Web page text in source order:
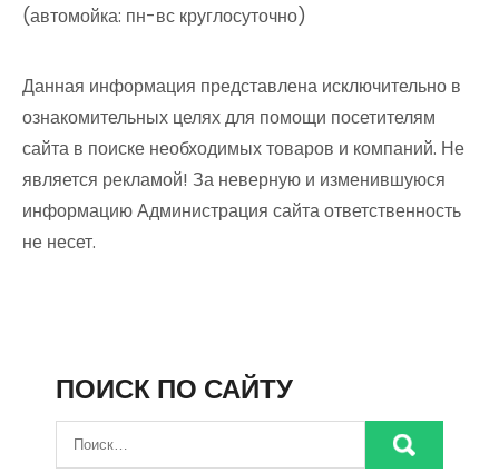
(автомойка: пн-вс круглосуточно)
Данная информация представлена исключительно в
ознакомительных целях для помощи посетителям
сайта в поиске необходимых товаров и компаний. Не
является рекламой! За неверную и изменившуюся
информацию Администрация сайта ответственность
не несет.
ПОИСК ПО САЙТУ